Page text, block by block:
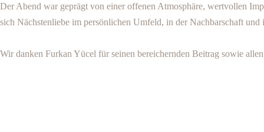
Der Abend war geprägt von einer offenen Atmosphäre, wertvollen
sich Nächstenliebe im persönlichen Umfeld, in der Nachbarschaft und
Wir danken Furkan Yücel für seinen bereichernden Beitrag sowie